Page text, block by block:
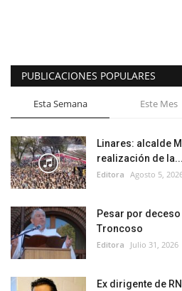
PUBLICACIONES POPULARES
Esta Semana Este Mes
Linares: alcalde
realización de la...
Editora Agosto 5,
Pesar por
Troncoso
Editora Julio 31, 2026
Ex dirigente de